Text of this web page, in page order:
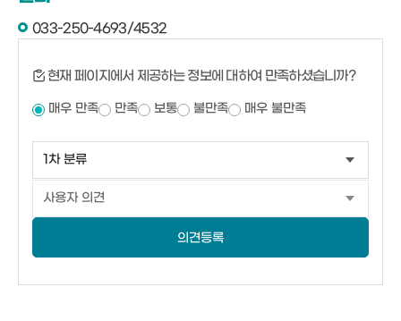
033-250-4693/4532
현재 페이지에서 제공하는 정보에 대하여 만족하셨습니까?
매우 만족 만족 보통 불만족 매우 불만족
의견등록